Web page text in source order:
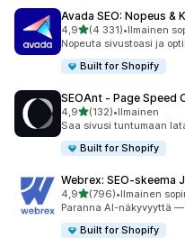
Avada SEO: Nopeus &
4,9/ 5 tähteä
(4 331)
4331 arvostelua
•Ilmainen
Nopeuta sivustoasi ja
Built for Shopify
SEOAnt ‑ Page Speed
4,9/ 5 tähteä
(132)
132 arvostelua yhteensä
•Ilmainen
Saa sivusi tuntumaan
Built for Shopify
Webrex: SEO‑skeema
4,9/ 5 tähteä
(796)
796 arvostelua yhteensä
•Ilmainen
Paranna AI-näkyvyyttä —
Built for Shopify